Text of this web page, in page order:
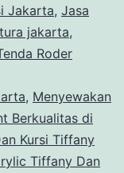
Jakarta, Jasa
jakarta,
Roder
, Menyewakan
Berkualitas di
Kursi Tiffany
Tiffany Dan